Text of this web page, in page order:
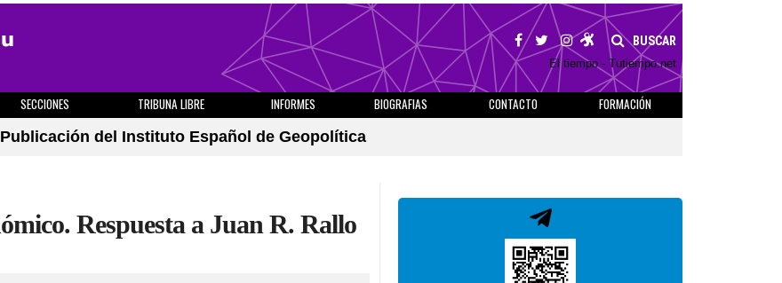
BUSCAR
El tiempo - Tutiempo.net
SECCIONES TRIBUNA LIBRE INFORMES BIOGRAFIAS CONTACTO
FORMACIÓN
Publicación del Instituto Español de Geopolítica
Respuesta a Juan R. Rallo